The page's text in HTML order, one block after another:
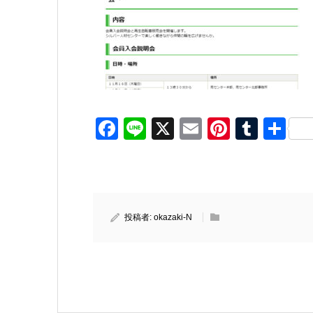
Facebook
Line
X Email
共
投稿者: okazaki-N